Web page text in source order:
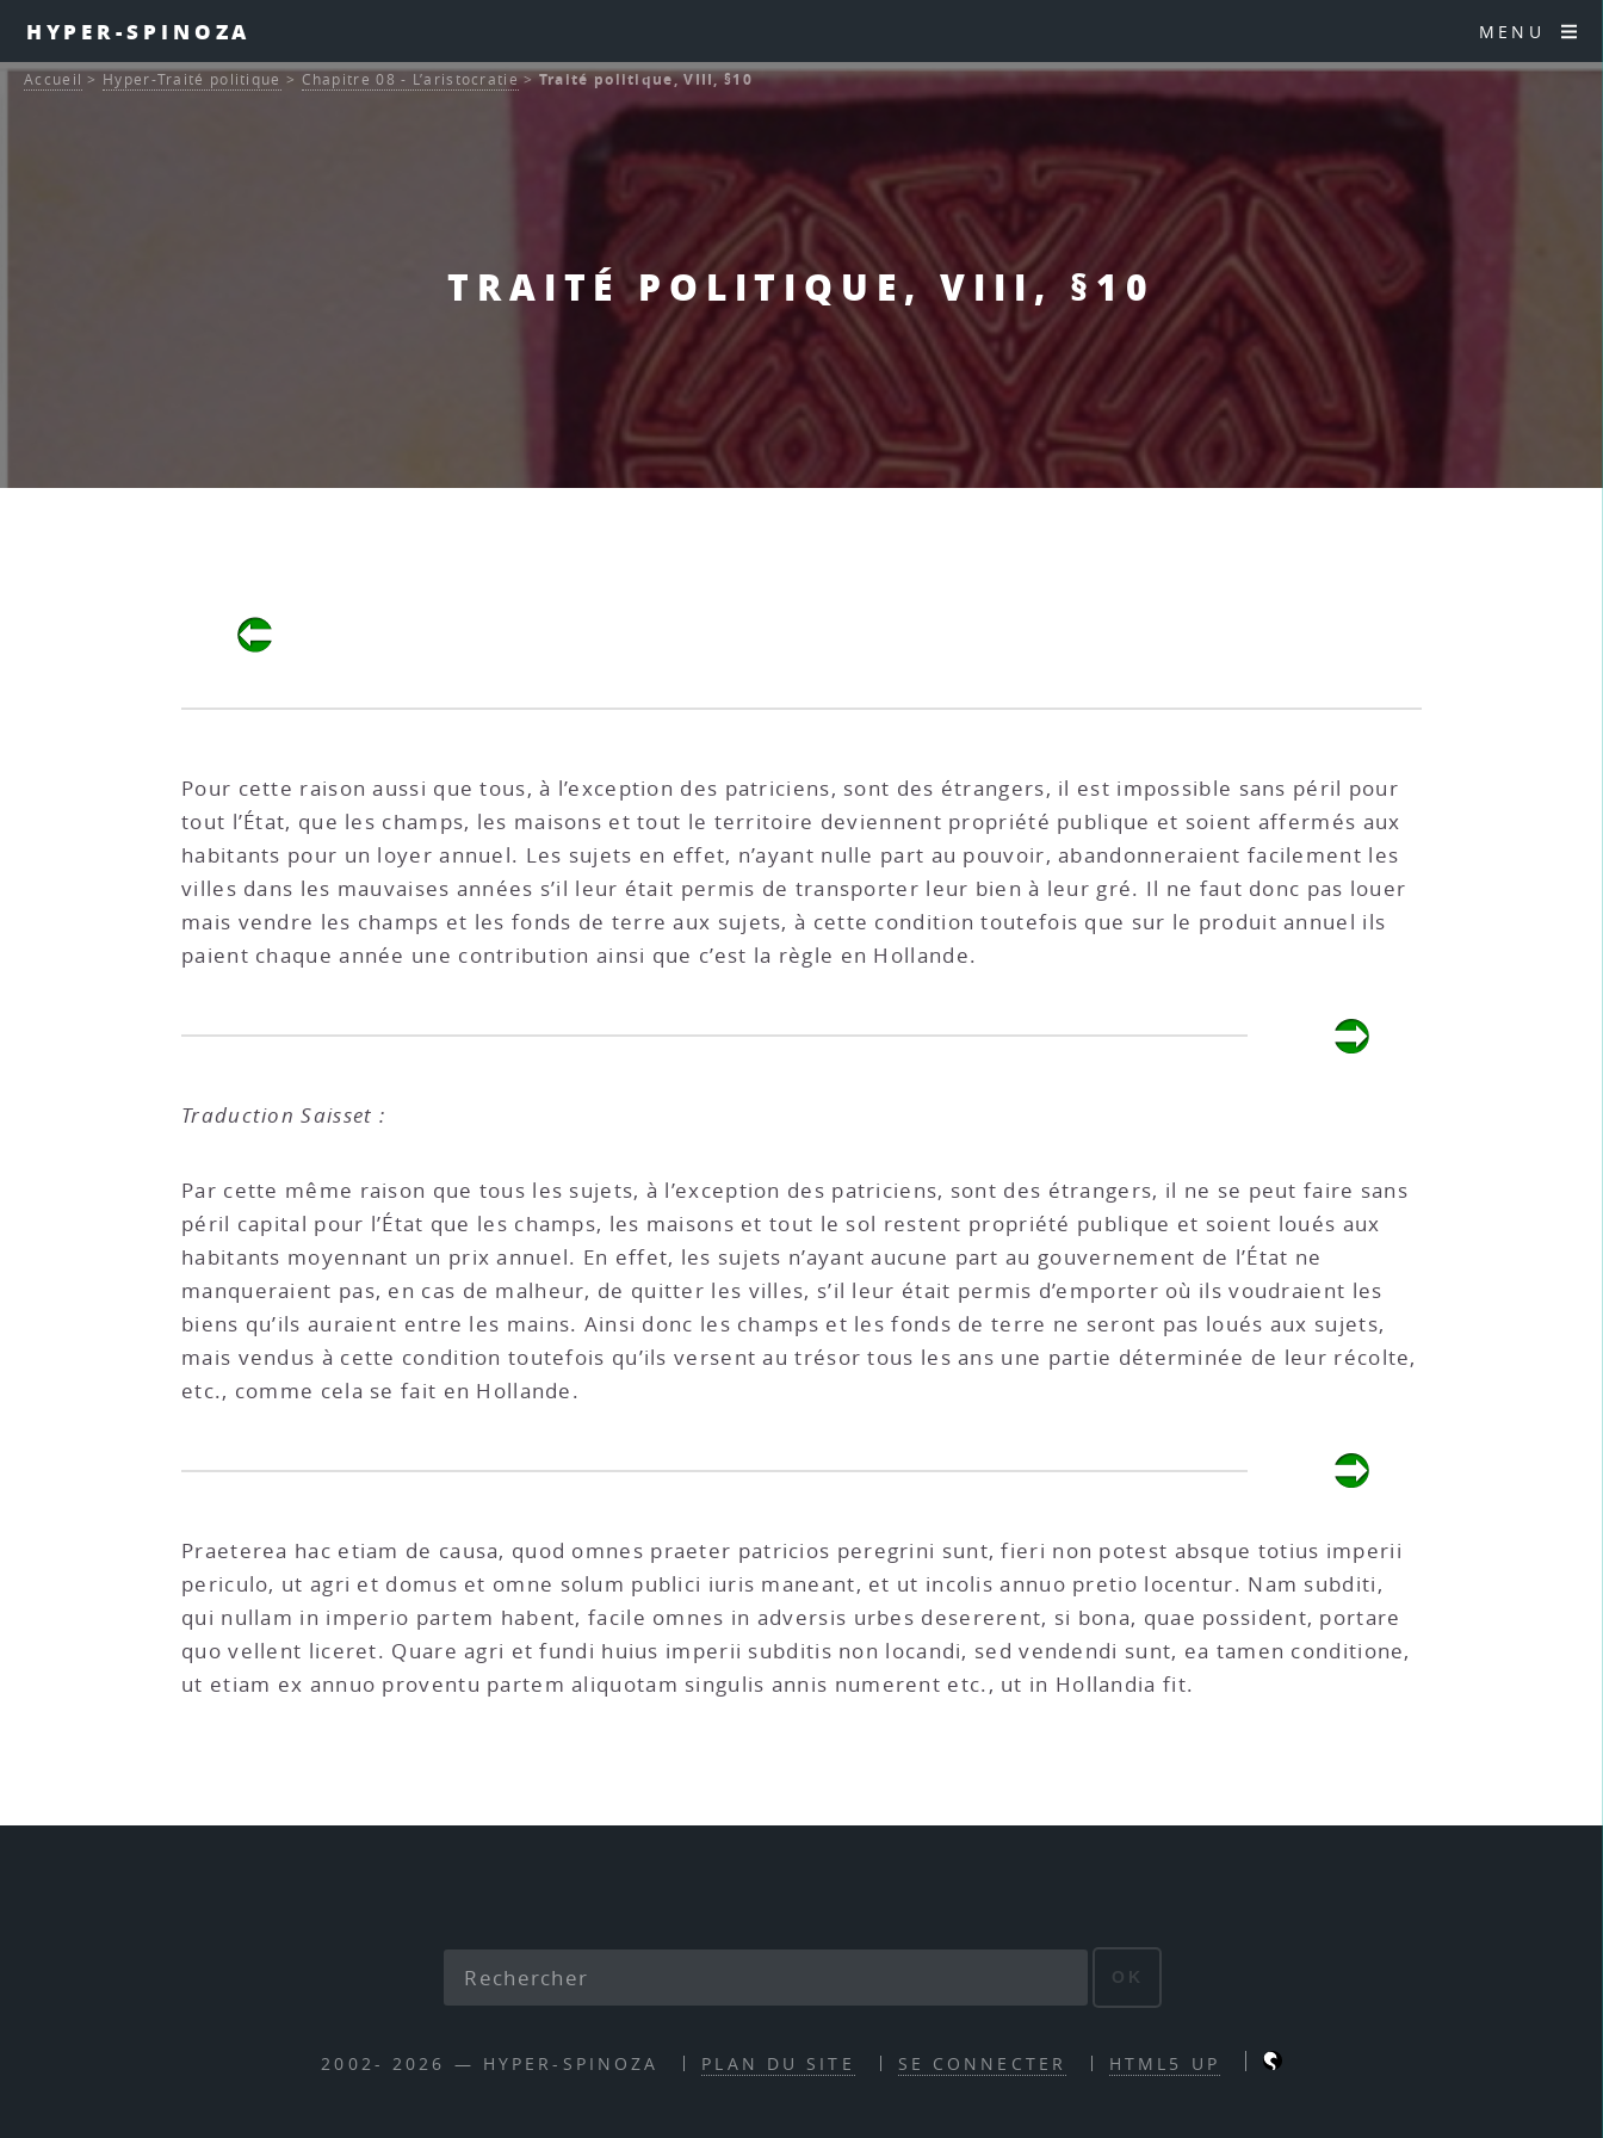
HYPER-SPINOZA MENU
TRAITÉ POLITIQUE, VIII, §10
Accueil > Hyper-Traité politique > Chapitre 08 - L’aristocratie>Traité politique, VIII, §10
Pour cette raison aussi que tous, à l’exception des patriciens, sont des étrangers, il est impossible sans péril pour
tout l’État, que les champs, les maisons et tout le territoire deviennent propriété publique et soient affermés aux
habitants pour un loyer annuel. Les sujets en effet, n’ayant nulle part au pouvoir, abandonneraient facilement les
villes dans les mauvaises années s’il leur était permis de transporter leur bien à leur gré. Il ne faut donc pas louer
mais vendre les champs et les fonds de terre aux sujets, à cette condition toutefois que sur le produit annuel ils
paient chaque année une contribution ainsi que c’est la règle en Hollande.
Traduction Saisset :
Par cette même raison que tous les sujets, à l’exception des patriciens, sont des étrangers, il ne se peut faire sans
péril capital pour l’État que les champs, les maisons et tout le sol restent propriété publique et soient loués aux
habitants moyennant un prix annuel. En effet, les sujets n’ayant aucune part au gouvernement de l’État ne
manqueraient pas, en cas de malheur, de quitter les villes, s’il leur était permis d’emporter où ils voudraient les
biens qu’ils auraient entre les mains. Ainsi donc les champs et les fonds de terre ne seront pas loués aux sujets,
mais vendus à cette condition toutefois qu’ils versent au trésor tous les ans une partie déterminée de leur récolte,
etc., comme cela se fait en Hollande.
Praeterea hac etiam de causa, quod omnes praeter patricios peregrini sunt, fieri non potest absque totius imperii
periculo, ut agri et domus et omne solum publici iuris maneant, et ut incolis annuo pretio locentur. Nam subditi,
qui nullam in imperio partem habent, facile omnes in adversis urbes desererent, si bona, quae possident, portare
quo vellent liceret. Quare agri et fundi huius imperii subditis non locandi, sed vendendi sunt, ea tamen conditione,
ut etiam ex annuo proventu partem aliquotam singulis annis numerent etc., ut in Hollandia fit.
OK
2002- 2026 — HYPER-SPINOZA PLAN DU SITE SE CONNECTER HTML5 UP